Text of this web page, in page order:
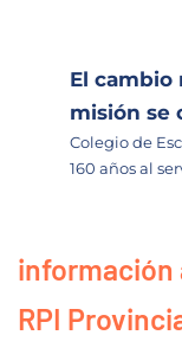
El cambio
misión se
Colegio de
160 años al
información
RPI